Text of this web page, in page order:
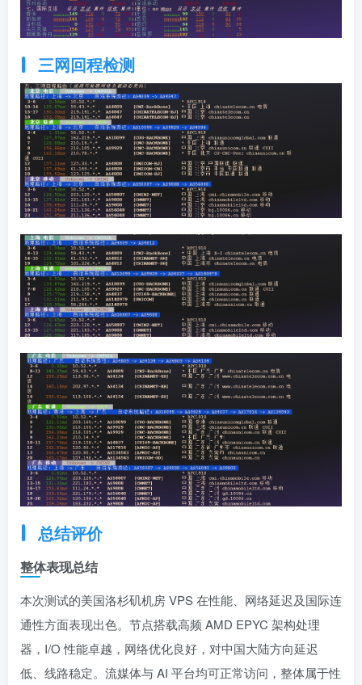
三网回程检测
总结评价
整体表现总结
本次测试的美国洛杉矶机房 VPS 在性能、网络延迟及国际连
通性方面表现出色。节点搭载高频 AMD EPYC 架构处理
器，I/O 性能卓越，网络优化良好，对中国大陆方向延迟
低、线路稳定。流媒体与 AI 平台均可正常访问，整体属于性